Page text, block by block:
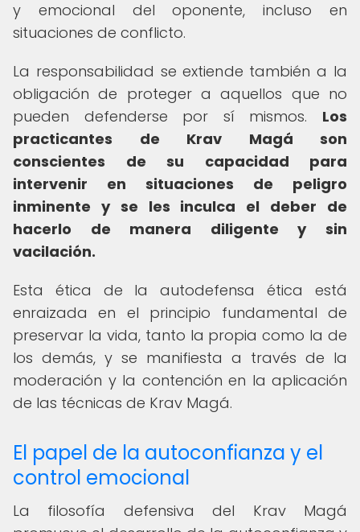
y emocional del oponente, incluso en
situaciones de conflicto.
La responsabilidad se extiende también a la
obligación de proteger a aquellos que no
pueden defenderse por sí mismos. Los
practicantes de Krav Magá son
conscientes de su capacidad para
intervenir en situaciones de peligro
inminente y se les inculca el deber de
hacerlo de manera diligente y sin
vacilación.
Esta ética de la autodefensa ética está
enraizada en el principio fundamental de
preservar la vida, tanto la propia como la de
los demás, y se manifiesta a través de la
moderación y la contención en la aplicación
de las técnicas de Krav Magá.
El papel de la autoconfianza y el
control emocional
La filosofía defensiva del Krav Magá